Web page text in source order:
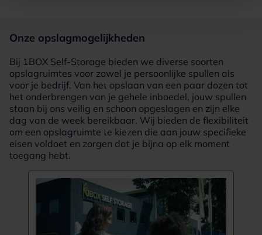
Onze opslagmogelijkheden
Bij 1BOX Self-Storage bieden we diverse soorten
opslagruimtes voor zowel je persoonlijke spullen als
voor je bedrijf. Van het opslaan van een paar dozen tot
het onderbrengen van je gehele inboedel, jouw spullen
staan bij ons veilig en schoon opgeslagen en zijn elke
dag van de week bereikbaar. Wij bieden de flexibiliteit
om een opslagruimte te kiezen die aan jouw specifieke
eisen voldoet en zorgen dat je bijna op elk moment
toegang hebt.